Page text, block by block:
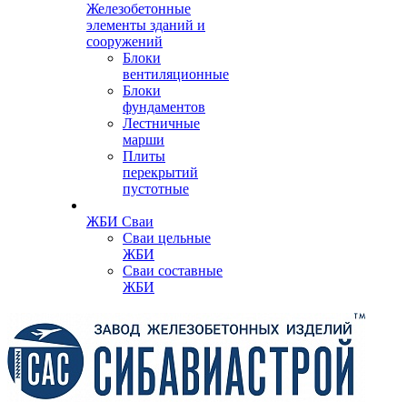
Железобетонные
элементы зданий и
сооружений
Блоки
вентиляционные
Блоки
фундаментов
Лестничные
марши
Плиты
перекрытий
пустотные
ЖБИ Сваи
Сваи цельные
ЖБИ
Сваи составные
ЖБИ